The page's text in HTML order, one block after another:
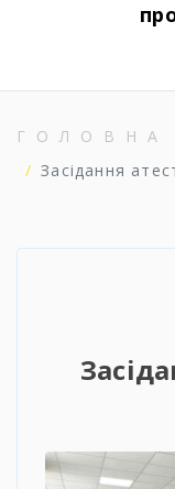
ГОЛОВНА
Засідання